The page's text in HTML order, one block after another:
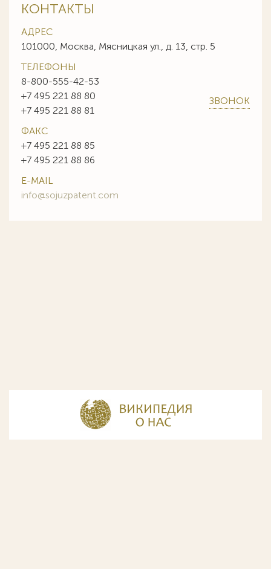
КОНТАКТЫ
АДРЕС
101000, Москва, Мясницкая ул., д. 13, стр. 5
ТЕЛЕФОНЫ
8-800-555-42-53
+7 495 221 88 80
+7 495 221 88 81
ЗВОНОК
ФАКС
+7 495 221 88 85
+7 495 221 88 86
E-MAIL
info@sojuzpatent.com